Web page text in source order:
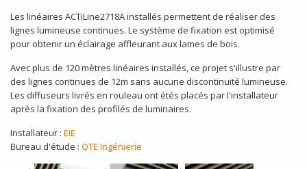
Les linéaires ACTiLine2718A installés permettent de réaliser des
lignes lumineuse continues. Le système de fixation est optimisé
pour obtenir un éclairage affleurant aux lames de bois.
Avec plus de 120 mètres linéaires installés, ce projet s'illustre par
des lignes continues de 12m sans aucune discontinuité lumineuse.
Les diffuseurs livrés en rouleau ont étés placés par l'installateur
après la fixation des profilés de luminaires.
Installateur : EIE
Bureau d'étude : OTE Ingénierie